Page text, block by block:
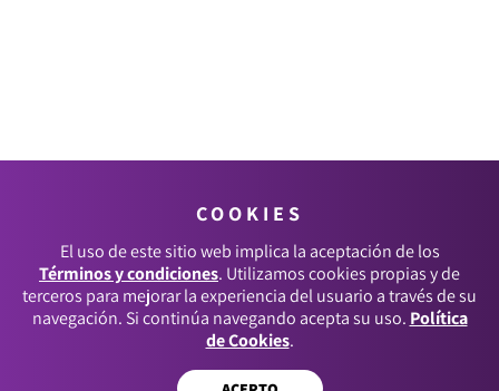
COOKIES
El uso de este sitio web implica la aceptación de los
Términos y condiciones. Utilizamos cookies propias y de
terceros para mejorar la experiencia del usuario a través de su
navegación. Si continúa navegando acepta su uso. Política
de Cookies.